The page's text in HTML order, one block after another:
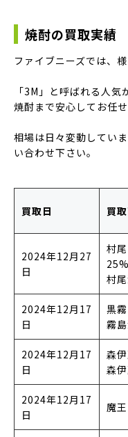
焼酎の買取実績
ファイブニーズでは、
「3M」と呼ばれる人
焼酎まで安心してお任せ
相場は日々変動してい
い合わせ下さ
買取日 買
2024年12月27
日
村
25%
村
2024年12月17
日
黒
霧
2024年12月17
日
森
森
2024年12月17
日
魔